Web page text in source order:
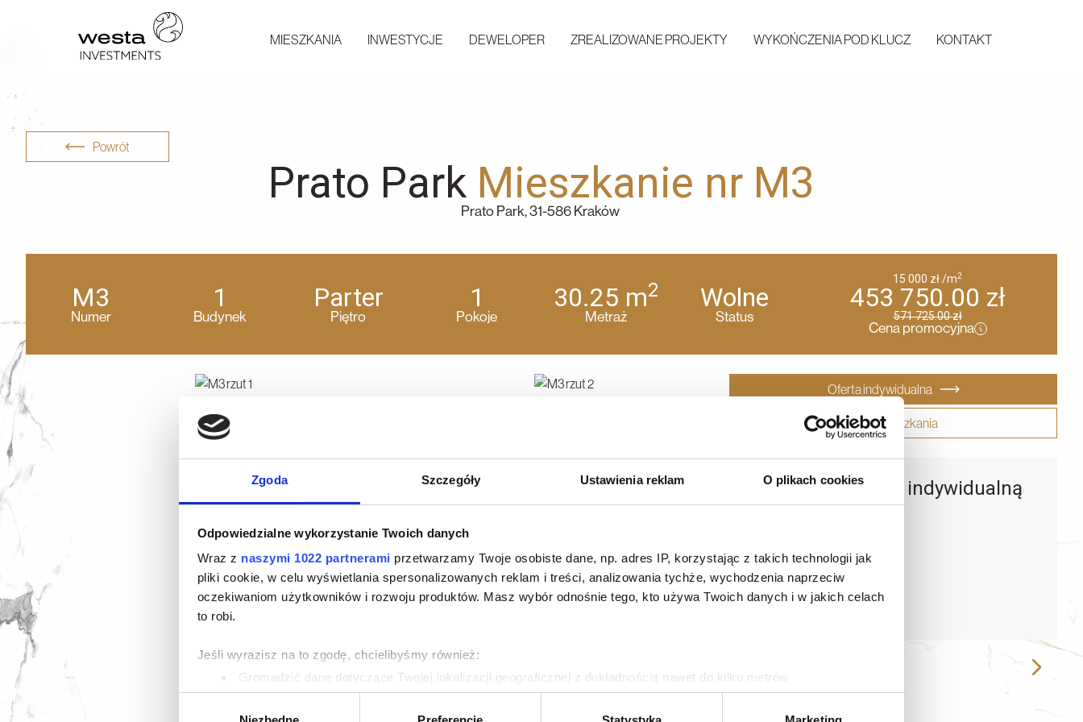
Zgoda Szczegóły Ustawienia reklam O plikach cookies
Odpowiedzialne wykorzystanie Twoich danych
Wraz z naszymi 1022 partnerami przetwarzamy Twoje osobiste dane, np. adres IP, korzystając z takich technologii jak
pliki cookie, w celu wyświetlania spersonalizowanych reklam i treści, analizowania tychże, wychodzenia naprzeciw
oczekiwaniom użytkowników i rozwoju produktów. Masz wybór odnośnie tego, kto używa Twoich danych i w jakich celach
to robi.
Jeśli wyrazisz na to zgodę, chcielibyśmy również:
Gromadzić dane dotyczące Twojej lokalizacji geograficznej z dokładnością nawet do kilku metrów
Identyfikować Twoje urządzenie, aktywnie analizując charakteryzującego je zbiory danych (fingerprinting, czyli
wirtualny odcisk palca)
MIESZKANIA INWESTYCJE DEWELOPER ZREALIZOWANE PROJEKTY WYKOŃCZENIA POD KLUCZ KONTAKT
Powrót
Prato Park Mieszkanie nr M3
Prato Park, 31-586 Kraków
Numer
M3
Budynek
1
Piętro
Parter
Pokoje
1
Metraż
30.25 m2
Status
Wolne
Cena promocyjna
15 000 zł/m2
453 750.00 zł
571 725.00zł
Oferta indywidualna
Karta mieszkania
Zapytaj o ofertę indywidualną